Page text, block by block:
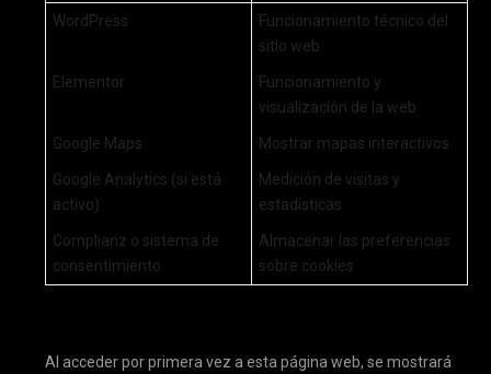
WordPress
Funcionamiento técnico del
sitio web
Elementor
Funcionamiento y
visualización de la web
Google Maps Mostrar mapas interactivos
Google Analytics (si está
activo)
Medición de visitas y
estadísticas
Complianz o sistema de
consentimiento
Almacenar las preferencias
sobre cookies
Al acceder por primera vez a esta página web, se mostrará